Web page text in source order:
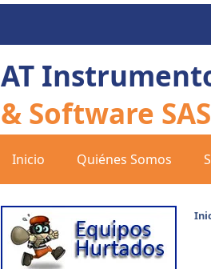
AT
& Software SAS
Inicio Quiénes Somos